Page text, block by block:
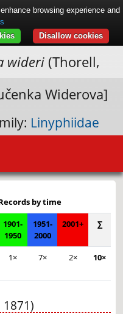
wideri(Thorell,
Widerova]
Linyphiidae
|© Seznam.cz a.s. a další
by time
1901-
1950
1951-
2000
2001+ ∑
1× 7× 2× 10×
browsing experience and
Disallow cookies